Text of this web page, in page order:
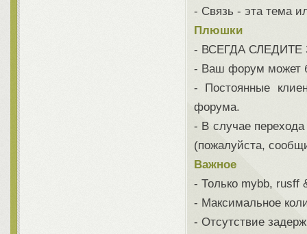
- Связь - эта тема
Плюшки
- ВСЕГДА СЛЕДИТЕ
- Ваш форум может
- Постоянные
форума.
- В случае перехода
(пожалуйста,
Важное
- Только mybb, rusff
- Максимальное
- Отсутствие